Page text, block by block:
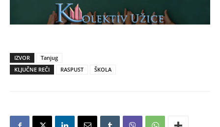
IZVOR
Tanjug
KLJUČNE REČI
RASPUST ŠKOLA